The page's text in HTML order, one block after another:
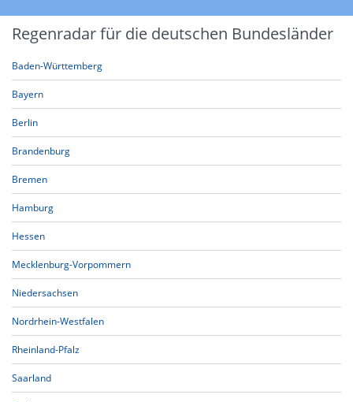
Regenradar für die deutschen Bundesländer
Baden-Württemberg
Bayern
Berlin
Brandenburg
Bremen
Hamburg
Hessen
Mecklenburg-Vorpommern
Niedersachsen
Nordrhein-Westfalen
Rheinland-Pfalz
Saarland